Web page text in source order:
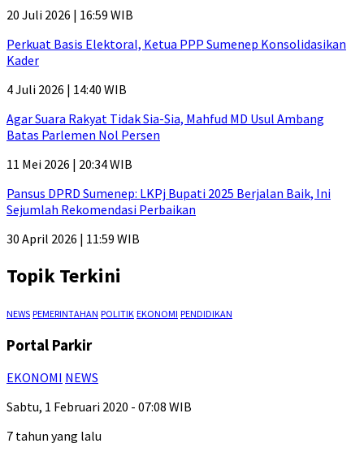
20 Juli 2026 | 16:59 WIB
Perkuat Basis Elektoral, Ketua PPP Sumenep Konsolidasikan
Kader
4 Juli 2026 | 14:40 WIB
Agar Suara Rakyat Tidak Sia-Sia, Mahfud MD Usul Ambang
Batas Parlemen Nol Persen
11 Mei 2026 | 20:34 WIB
Pansus DPRD Sumenep: LKPj Bupati 2025 Berjalan Baik, Ini
Sejumlah Rekomendasi Perbaikan
30 April 2026 | 11:59 WIB
Topik Terkini
NEWS PEMERINTAHAN POLITIK EKONOMI PENDIDIKAN
Portal Parkir
EKONOMI NEWS
Sabtu, 1 Februari 2020 - 07:08 WIB
7 tahun yang lalu